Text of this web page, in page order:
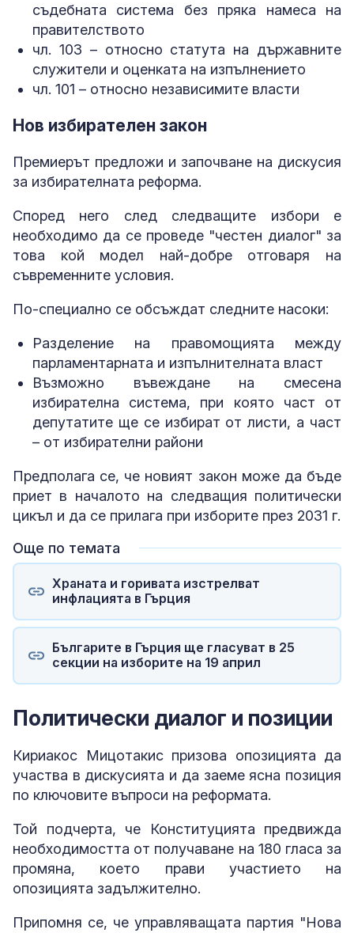
съдебната система без пряка намеса на
правителството
чл. 103 – относно статута на държавните
служители и оценката на изпълнението
чл. 101 – относно независимите власти
Нов избирателен закон
Премиерът предложи и започване на дискусия
за избирателната реформа.
Според него след следващите избори е
необходимо да се проведе "честен диалог" за
това кой модел най-добре отговаря на
съвременните условия.
По-специално се обсъждат следните насоки:
Разделение на правомощията между
парламентарната и изпълнителната власт
Възможно въвеждане на смесена
избирателна система, при която част от
депутатите ще се избират от листи, а част
– от избирателни райони
Предполага се, че новият закон може да бъде
приет в началото на следващия политически
цикъл и да се прилага при изборите през 2031 г.
Още по темата
Храната и горивата изстрелват
инфлацията в Гърция
Българите в Гърция ще гласуват в 25
секции на изборите на 19 април
Политически диалог и позиции
Кириакос Мицотакис призова опозицията да
участва в дискусията и да заеме ясна позиция
по ключовите въпроси на реформата.
Той подчерта, че Конституцията предвижда
необходимостта от получаване на 180 гласа за
промяна, което прави участието на
опозицията задължително.
Припомня се, че управляващата партия "Нова